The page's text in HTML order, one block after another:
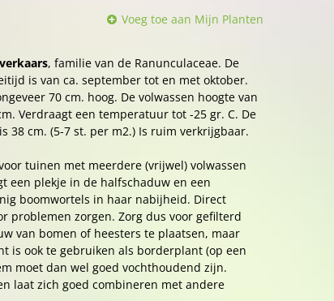
Voeg toe aan Mijn Planten
, familie van de Ranunculaceae. De
is van ca. september tot en met oktober.
70 cm. hoog. De volwassen hoogte van
Verdraagt een temperatuur tot -25 gr. C. De
38 cm. (5-7 st. per m2.) Is ruim verkrijgbaar.
tuinen met meerdere (vrijwel) volwassen
een plekje in de halfschaduw en een
boomwortels in haar nabijheid. Direct
problemen zorgen. Zorg dus voor gefilterd
van bomen of heesters te plaatsen, maar
is ook te gebruiken als borderplant (op een
moet dan wel goed vochthoudend zijn.
laat zich goed combineren met andere